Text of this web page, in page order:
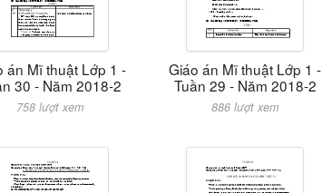
án Mĩ thuật Lớp 1 -
30 - Năm 2018-2
758 lượt xem
Giáo án Mĩ thuật Lớp 1 -
Tuần 29 - Năm 2018-2
886 lượt xem